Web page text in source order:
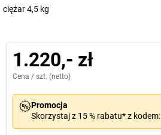
ciężar 4,5 kg
1.220,- zł
Cena / szt. (netto)
Promocja
Skorzystaj z 15 % rabatu* z kodem: